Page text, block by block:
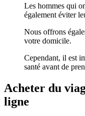
Les hommes qui
également éviter
Nous offrons
votre domicile.
Cependant, il est
santé avant de
Acheter du
ligne